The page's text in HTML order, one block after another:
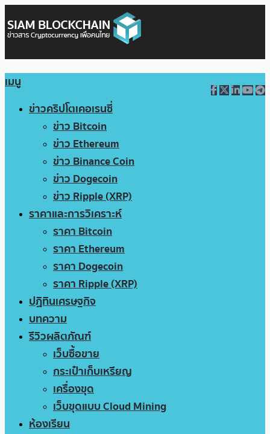
เมนู
ข่าวคริปโตเคอเรนซี่
ข่าว Bitcoin
ข่าว Ethereum
ข่าว Binance Coin
ข่าว Dogecoin
ข่าว Ripple (XRP)
ราคาและการวิเคราะห์
ราคา Bitcoin
ราคา Ethereum
ราคา Dogecoin
ราคา Ripple (XRP)
ปฏิทินเศรษฐกิจ
บทความ
รีวิวผลิตภัณฑ์
เว็บซื้อขาย
กระเป๋าเก็บเหรียญ
เครื่องขุด
เว็บขุดแบบ Cloud Mining
ห้องเรียน